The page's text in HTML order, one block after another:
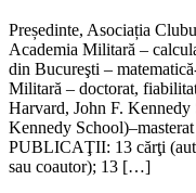
Președinte, Asociația
Academia Militară –
din Bucureşti –
Militară – doctorat,
Harvard, John F.
Kennedy
PUBLICAŢII: 13 cărţi
sau coautor); 13 […]